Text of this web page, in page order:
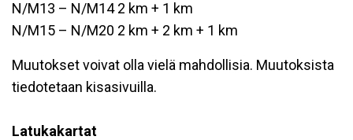
N/M13 – N/M14 2 km + 1 km
N/M15 – N/M20 2 km + 2 km + 1 km
Muutokset voivat olla vielä mahdollisia. Muutoksista
tiedotetaan kisasivuilla.
Latukakartat